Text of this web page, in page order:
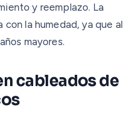
y reemplazo. La
la humedad, ya que al
mayores.
cableados de